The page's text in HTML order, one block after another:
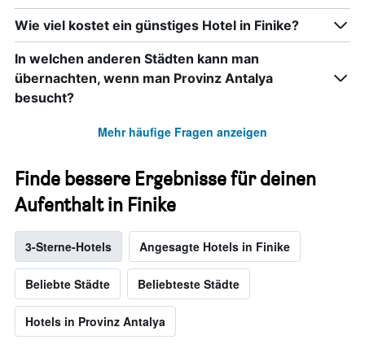
Wie viel kostet ein günstiges Hotel in Finike?
In welchen anderen Städten kann man
übernachten, wenn man Provinz Antalya
besucht?
Mehr häufige Fragen anzeigen
Finde bessere Ergebnisse für deinen
Aufenthalt in Finike
3-Sterne-Hotels Angesagte Hotels in Finike
Beliebte Städte Beliebteste Städte
Hotels in Provinz Antalya